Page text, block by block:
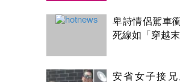
卑詩情侶駕車
死線如「穿越末
安省女子接